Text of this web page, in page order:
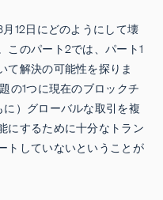
12日にどのようにして壊
このパート2では、パート1
て解決の可能性を探りま
の1つに現在のブロックチ
）グローバルな取引を複
にするために十分なトラン
トしていないということが